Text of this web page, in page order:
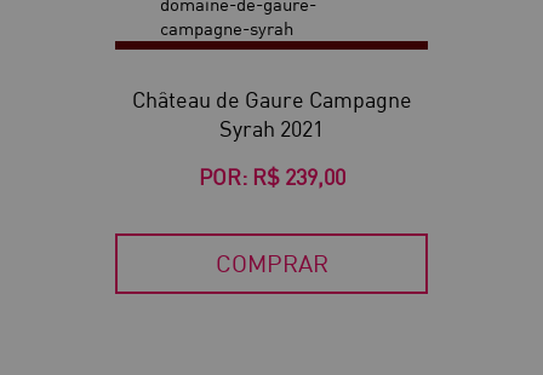
Château de Gaure Campagne
Syrah 2021
POR: R$ 239,00
COMPRAR